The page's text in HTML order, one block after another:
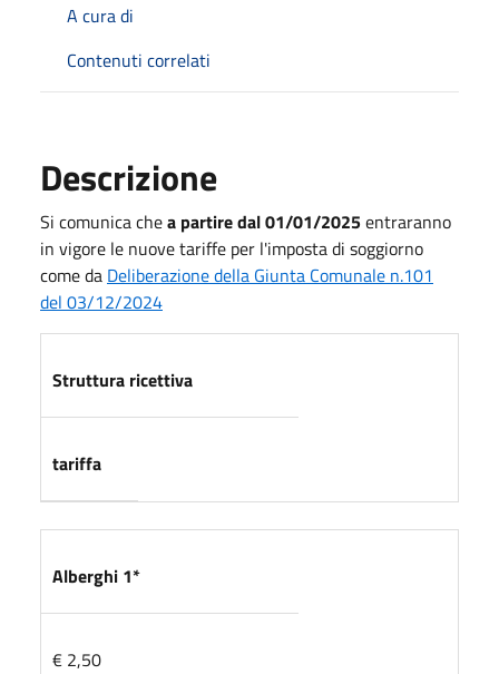
A cura di
Contenuti correlati
Descrizione
Si comunica chea partire dal 01/01/2025entraranno
in vigore le nuove tariffe per l'imposta di soggiorno
come da Deliberazione della Giunta Comunale n.101
del 03/12/2024
Struttura ricettiva
tariffa
Alberghi 1*
€ 2,50